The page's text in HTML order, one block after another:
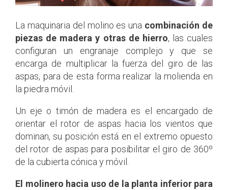
La maquinaria del molino es una combinación de
piezas de madera y otras de hierro, las cuales
configuran un engranaje complejo y que se
encarga de multiplicar la fuerza del giro de las
aspas, para de esta forma realizar la molienda en
la piedra móvil.
Un eje o timón de madera es el encargado de
orientar el rotor de aspas hacia los vientos que
dominan, su posición está en el extremo opuesto
del rotor de aspas para posibilitar el giro de 360º
de la cubierta cónica y móvil.
El molinero hacia uso de la planta inferior para